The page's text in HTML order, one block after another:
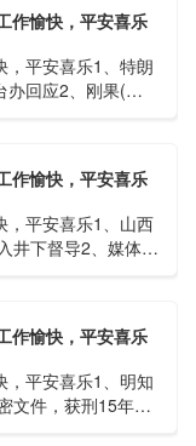
作愉快，平安喜乐
，平安喜乐1、特朗
回应2、刚果(金)
作愉快，平安喜乐
，平安喜乐1、山西
井下督导2、媒体：
作愉快，平安喜乐
，平安喜乐1、明知
文件，获刑15年